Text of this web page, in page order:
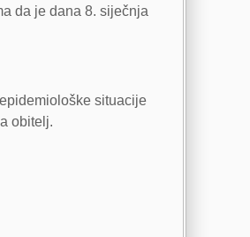
da je dana 8. siječnja
situacije
obitelj.